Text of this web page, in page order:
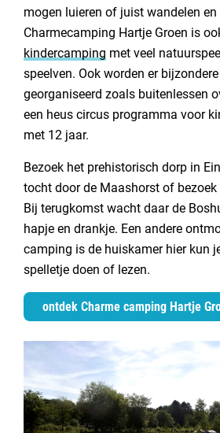
mogen luieren of juist wandelen en
Charmecamping Hartje Groen is
kindercamping met veel
speelven. Ook worden er
georganiseerd zoals buitenlessen
een heus circus programma voor
met 12 jaar.
Bezoek het prehistorisch dorp in
tocht door de Maashorst of bezoek
Bij terugkomst wacht daar de
hapje en drankje. Een andere
camping is de huiskamer hier kun
spelletje doen of lezen.
ontdek Charme camping Hartje